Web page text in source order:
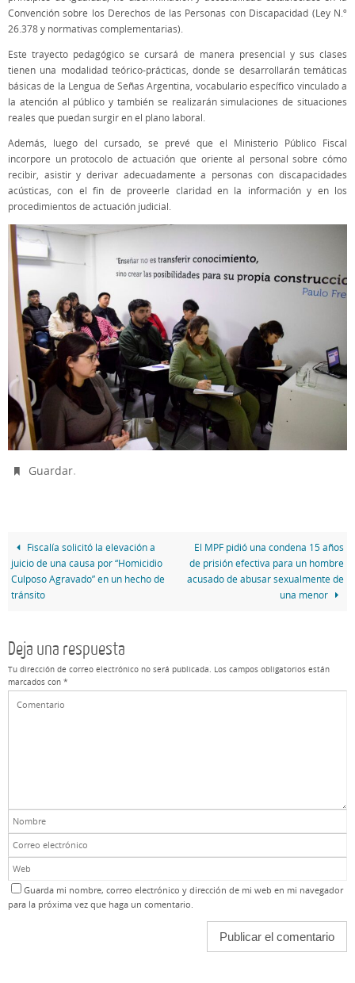
Convención sobre los Derechos de las Personas con Discapacidad (Ley N.º
26.378 y normativas complementarias).
Este trayecto pedagógico se cursará de manera presencial y sus clases
tienen una modalidad teórico-prácticas, donde se desarrollarán temáticas
básicas de la Lengua de Señas Argentina, vocabulario específico vinculado a
la atención al público y también se realizarán simulaciones de situaciones
reales que puedan surgir en el plano laboral.
Además, luego del cursado, se prevé que el Ministerio Público Fiscal
incorpore un protocolo de actuación que oriente al personal sobre cómo
recibir, asistir y derivar adecuadamente a personas con discapacidades
acústicas, con el fin de proveerle claridad en la información y en los
procedimientos de actuación judicial.
Guardar.
Fiscalía solicitó la elevación a
juicio de una causa por “Homicidio
Culposo Agravado” en un hecho de
tránsito
El MPF pidió una condena 15 años
de prisión efectiva para un hombre
acusado de abusar sexualmente de
una menor
Deja una respuesta
Tu dirección de correo electrónico no será publicada. Los campos obligatorios están
marcados con *
Guarda mi nombre, correo electrónico y dirección de mi web en mi navegador
para la próxima vez que haga un comentario.